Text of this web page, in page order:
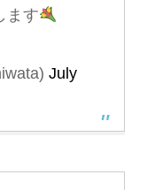
ます
July